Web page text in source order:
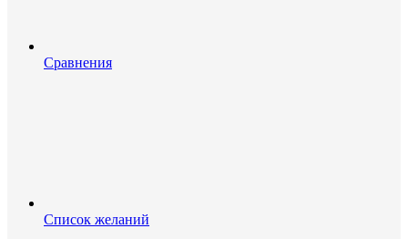
Сравнения
Список желаний